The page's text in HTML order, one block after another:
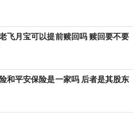
飞月宝可以提前赎回吗 赎回要不要
和平安保险是一家吗 后者是其股东